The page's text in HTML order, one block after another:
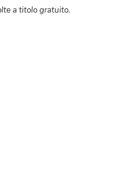
a titolo gratuito.